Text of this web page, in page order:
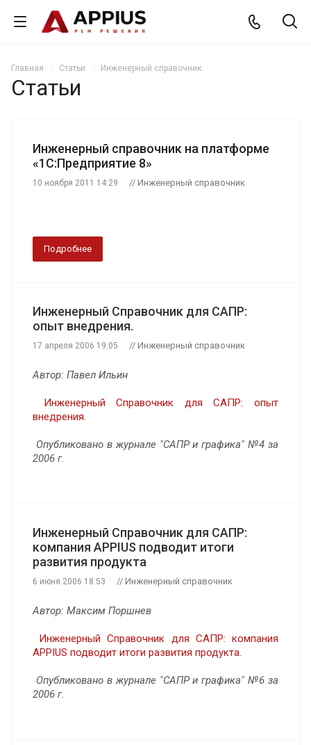
Главная Статьи Инженерный справочник
Статьи
Инженерный справочник на платформе
«1С:Предприятие 8»
10 ноября 2011 14:29 // Инженерный справочник
Подробнее
Инженерный Справочник для САПР:
опыт внедрения.
17 апреля 2006 19:05 // Инженерный справочник
Автор: Павел Ильин
Инженерный Справочник для САПР: опыт
внедрения.
Опубликовано в журнале "САПР и графика" №4 за
2006 г.
Инженерный Справочник для САПР:
компания APPIUS подводит итоги
развития продукта
6 июня 2006 18:53 // Инженерный справочник
Автор: Максим Поршнев
Инженерный Справочник для САПР: компания
APPIUS подводит итоги развития продукта.
Опубликовано в журнале "САПР и графика" №6 за
2006 г.